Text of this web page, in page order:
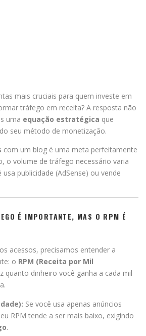
mais cruciais para quem investe em
tráfego em receita? A resposta não
uma equação estratégica que
seu método de monetização.
com um blog é uma meta perfeitamente
o volume de tráfego necessário varia
publicidade (AdSense) ou vende
É IMPORTANTE, MAS O RPM É
acessos, precisamos entender a
o RPM (Receita por Mil
quanto dinheiro você ganha a cada mil
Se você usa apenas anúncios
RPM tende a ser mais baixo, exigindo
.